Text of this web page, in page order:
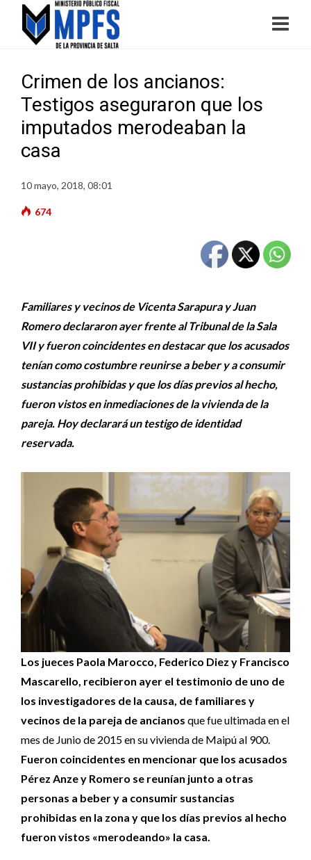
Crimen de los ancianos:
Testigos aseguraron que los
imputados merodeaban la
casa
10 mayo, 2018, 08:01
674
Familiares y vecinos de Vicenta Sarapura y Juan
Romero declararon ayer frente al Tribunal de la Sala
VII y fueron coincidentes en destacar que los acusados
tenían como costumbre reunirse a beber y a consumir
sustancias prohibidas y que los días previos al hecho,
fueron vistos en inmediaciones de la vivienda de la
pareja. Hoy declarará un testigo de identidad
reservada.
Los jueces Paola Marocco, Federico Diez y Francisco
Mascarello, recibieron ayer el testimonio de uno de
los investigadores de la causa, de familiares y
vecinos de la pareja de ancianos que fue ultimada en el
mes de Junio de 2015 en su vivienda de Maipú al 900.
Fueron coincidentes en mencionar que los acusados
Pérez Anze y Romero se reunían junto a otras
personas a beber y a consumir sustancias
prohibidas en la zona y que los días previos al hecho
fueron vistos «merodeando» la casa.